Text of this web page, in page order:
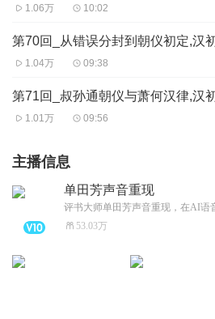
1.06万 10:02
第70回_从错误分封到朝仪初定,汉
1.04万 09:38
第71回_叔孙通朝仪与萧何汉律,汉
1.01万 09:56
主播信息
单田芳声音重现
评书大师单田芳声音重现，在AI语
53.03万